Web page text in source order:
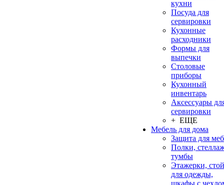
кухни
Посуда для
сервировки
Кухонные
расходники
Формы для
выпечки
Столовые
приборы
Кухонный
инвентарь
Аксессуары
сервировки
+ ЕЩЕ
Мебель для дома
Защита для
Полки,
тумбы
Этажерки,
для одежды,
шкафы с